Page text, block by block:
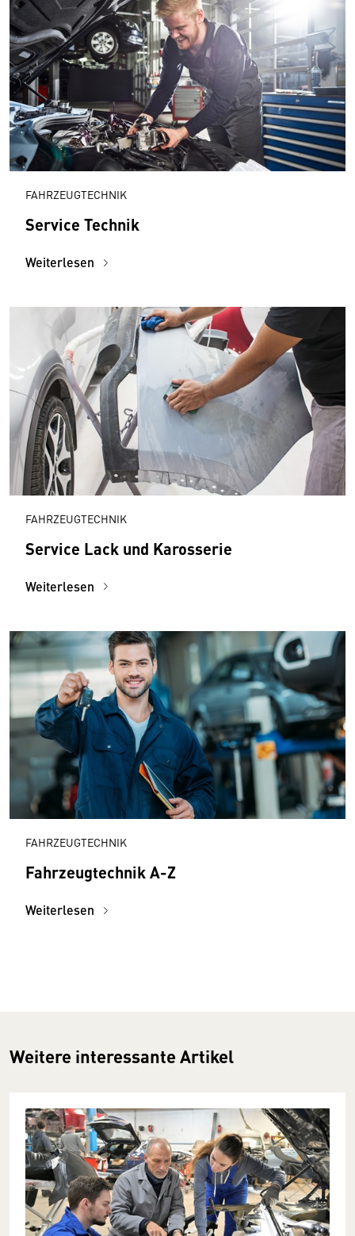
FAHRZEUGTECHNIK
Service Technik
Weiterlesen
FAHRZEUGTECHNIK
Service Lack und Karosserie
Weiterlesen
FAHRZEUGTECHNIK
Fahrzeugtechnik A-Z
Weiterlesen
Weitere interessante Artikel